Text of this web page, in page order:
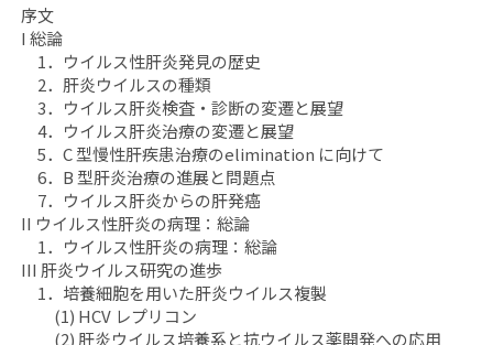
刊
号
8「臨
床
冠
動
脈
疾
患
学
」
の
数
8「臨
床
冠
動
脈
疾
患
学
」
の
数
序文
I 総論
1．ウイルス性肝炎発見の歴史
2．肝炎ウイルスの種類
3．ウイルス肝炎検査・診断の変遷と展望
4．ウイルス肝炎治療の変遷と展望
5．C 型慢性肝疾患治療のelimination に向けて
6．B 型肝炎治療の進展と問題点
7．ウイルス肝炎からの肝発癌
II ウイルス性肝炎の病理：総論
1．ウイルス性肝炎の病理：総論
III 肝炎ウイルス研究の進歩
1．培養細胞を用いた肝炎ウイルス複製
(1) HCV レプリコン
(2) 肝炎ウイルス培養系と抗ウイルス薬開発への応用